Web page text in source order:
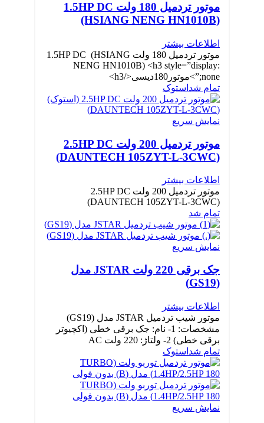
موتور تردمیل 180 ولت 1.5HP DC
(HSIANG NENG HN1010B)
اطلاعات بیشتر
موتور تردمیل 180 ولت 1.5HP DC (HSIANG
NENG HN1010B) <h3 style=”display:
none;”>موتور180دیسی</h3>
تمام شد استوک
نمایش سریع
موتور تردمیل 200 ولت 2.5HP DC
(DAUNTECH 105ZYT-L-3CWC)
اطلاعات بیشتر
موتور تردمیل 200 ولت 2.5HP DC
(DAUNTECH 105ZYT-L-3CWC)
تمام شد
نمایش سریع
جک برقی 220 ولت JSTAR مدل
(GS19)
اطلاعات بیشتر
موتور شیب تردمیل JSTAR مدل (GS19)
مشخصات: 1- نام: جک برقی خطی (اکچیوتر
برقی خطی) 2- ولتاژ: 220 ولت AC
تمام شد استوک
نمایش سریع